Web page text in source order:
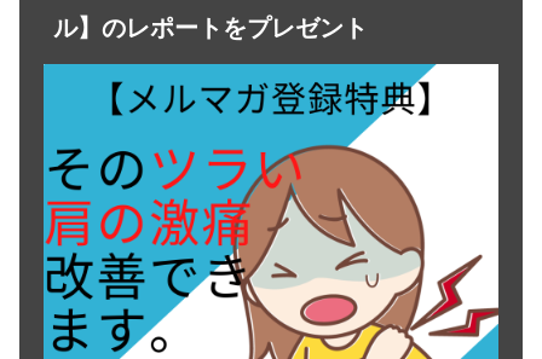
ル】のレポートをプレゼント